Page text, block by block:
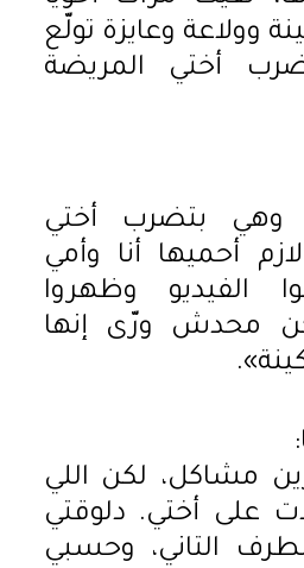
وولاعة وعايزة تولّع
أختي المريضة
وهي بتضرب أختي
أحميها أنا وأمي
الفيديو وظهروا
محدش ورّى إنها
مشاكل، لكن اللي
على أختي. دلوقتي
التاني، وحسبي